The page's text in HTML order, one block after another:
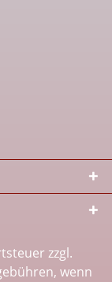
zzgl.
wenn